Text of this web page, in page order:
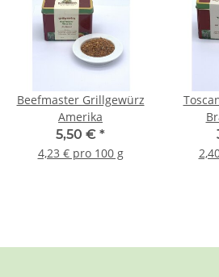
Beefmaster Grillgewürz
Amerika
5,50 € *
4,23 € pro 100 g